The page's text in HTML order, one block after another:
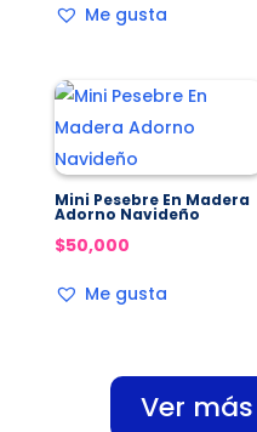
Me gusta
Mini Pesebre En Madera
Adorno Navideño
$50,000
Me gusta
Ver